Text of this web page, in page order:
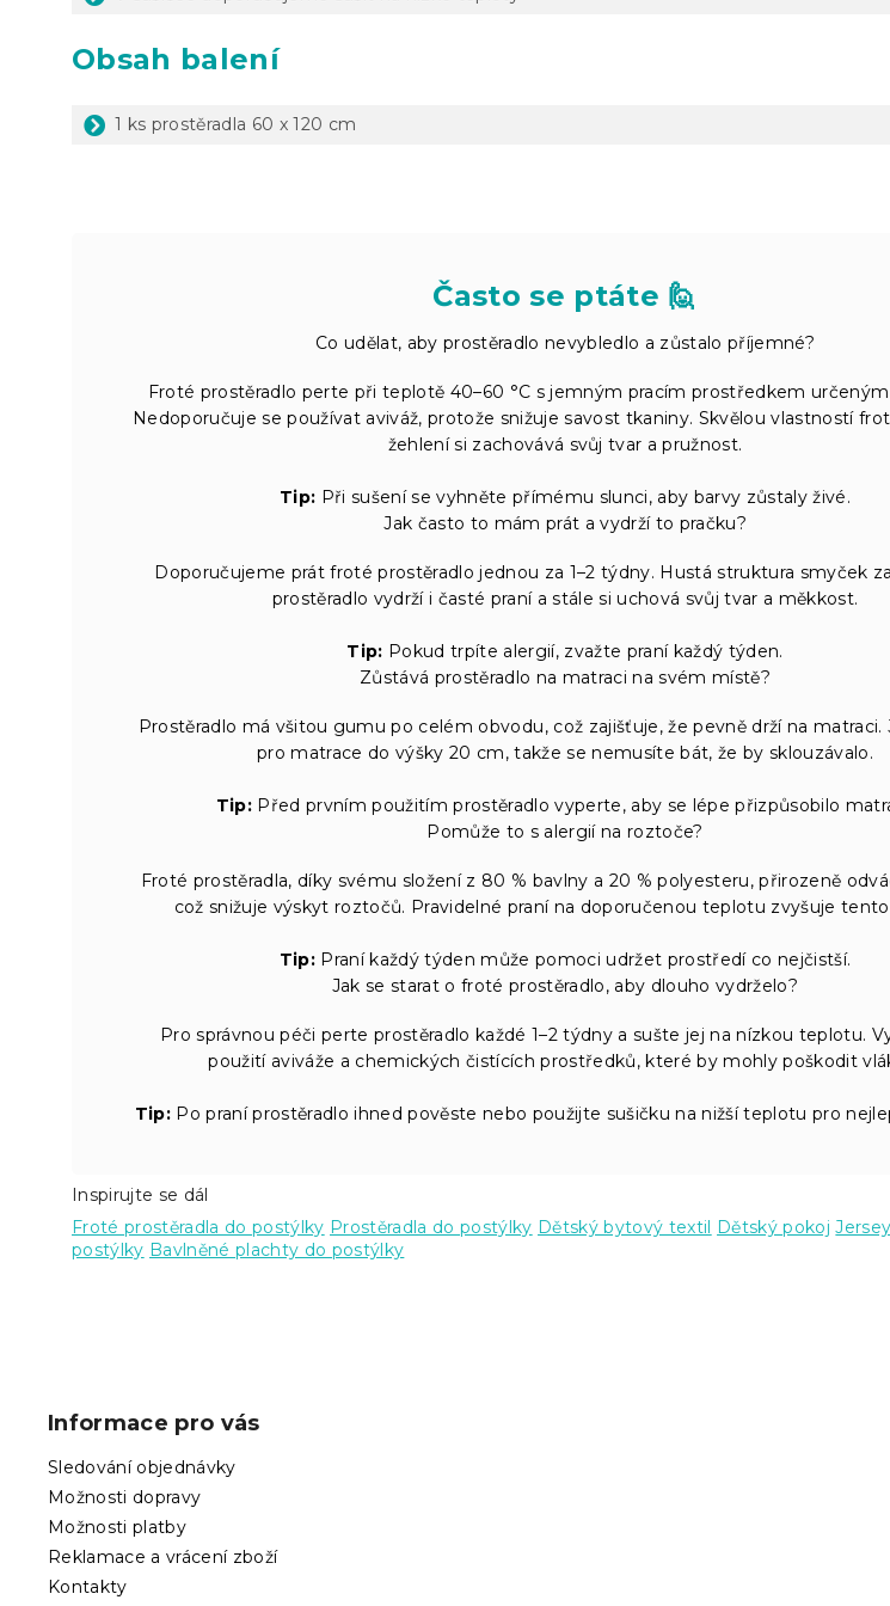
Obsah balení
1 ks prostěradla 60 x 120 cm
Často se ptáte 🙋
Co udělat, aby prostěradlo nevybledlo a zůstalo příjemné?
Froté prostěradlo perte při teplotě 40–60 °C s jemným pracím prostředkem určeným
Nedoporučuje se používat aviváž, protože snižuje savost tkaniny. Skvělou vlastností
žehlení si zachovává svůj tvar a pružnost.
Tip: Při sušení se vyhněte přímému slunci, aby barvy zůstaly živé.
Jak často to mám prát a vydrží to pračku?
Doporučujeme prát froté prostěradlo jednou za 1–2 týdny. Hustá struktura smyček
prostěradlo vydrží i časté praní a stále si uchová svůj tvar a měkkost.
Tip: Pokud trpíte alergií, zvažte praní každý týden.
Zůstává prostěradlo na matraci na svém místě?
Prostěradlo má všitou gumu po celém obvodu, což zajišťuje, že pevně drží na matraci.
pro matrace do výšky 20 cm, takže se nemusíte bát, že by sklouzávalo.
Tip: Před prvním použitím prostěradlo vyperte, aby se lépe přizpůsobilo
Pomůže to s alergií na roztoče?
Froté prostěradla, díky svému složení z 80 % bavlny a 20 % polyesteru, přirozeně
což snižuje výskyt roztočů. Pravidelné praní na doporučenou teplotu zvyšuje
Tip: Praní každý týden může pomoci udržet prostředí co nejčistší.
Jak se starat o froté prostěradlo, aby dlouho vydrželo?
Pro správnou péči perte prostěradlo každé 1–2 týdny a sušte jej na nízkou teplotu.
použití aviváže a chemických čistících prostředků, které by mohly poškodit
Tip: Po praní prostěradlo ihned pověste nebo použijte sušičku na nižší teplotu pro
Inspirujte se dál
Froté prostěradla do postýlky Prostěradla do postýlky Dětský bytový textil Dětský pokoj
postýlky Bavlněné plachty do postýlky
Informace pro vás
Sledování objednávky
Možnosti dopravy
Možnosti platby
Reklamace a vrácení zboží
Kontakty